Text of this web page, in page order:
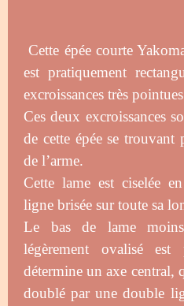
Cette épée courte
est pratiquement
excroissances très
Ces deux excroissances
de cette épée se
de l’arme.
Cette lame est ciselée
ligne brisée sur toute sa
Le bas de lame
légèrement ovalisé
détermine un axe central,
doublé par une double